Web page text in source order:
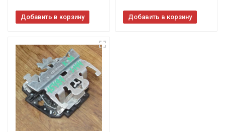
Добавить в корзину Добавить в корзину